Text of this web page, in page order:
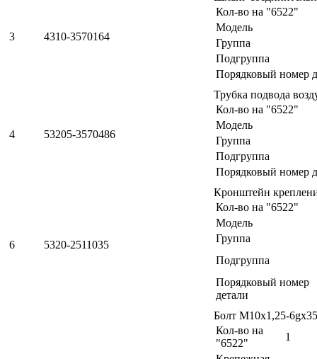
3 4310-3570164
Кол-во на "6522"
Модель
Группа
Подгруппа
Порядковый номер
4 53205-3570486
Трубка подвода
Кол-во на "6522"
Модель
Группа
Подгруппа
Порядковый номер
6 5320-2511035
Кронштейн
Кол-во на "6522"
Модель
Группа
Подгруппа
Порядковый номер
детали
Болт М10х1,25-
Кол-во на
"6522"
1